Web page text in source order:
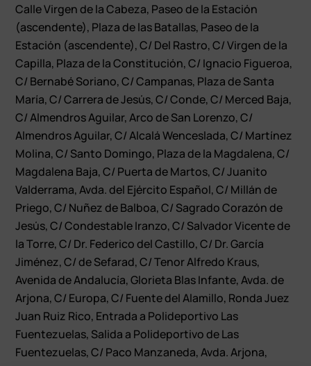
Calle Virgen de la Cabeza, Paseo de la Estación
(ascendente), Plaza de las Batallas, Paseo de la
Estación (ascendente), C/ Del Rastro, C/ Virgen de la
Capilla, Plaza de la Constitución, C/ Ignacio Figueroa,
C/ Bernabé Soriano, C/ Campanas, Plaza de Santa
María, C/ Carrera de Jesús, C/ Conde, C/ Merced Baja,
C/ Almendros Aguilar, Arco de San Lorenzo, C/
Almendros Aguilar, C/ Alcalá Wenceslada, C/ Martínez
Molina, C/ Santo Domingo, Plaza de la Magdalena, C/
Magdalena Baja, C/ Puerta de Martos, C/ Juanito
Valderrama, Avda. del Ejército Español, C/ Millán de
Priego, C/ Nuñez de Balboa, C/ Sagrado Corazón de
Jesús, C/ Condestable Iranzo, C/ Salvador Vicente de
la Torre, C/ Dr. Federico del Castillo, C/ Dr. García
Jiménez, C/ de Sefarad, C/ Tenor Alfredo Kraus,
Avenida de Andalucía, Glorieta Blas Infante, Avda. de
Arjona, C/ Europa, C/ Fuente del Alamillo, Ronda Juez
Juan Ruiz Rico, Entrada a Polideportivo Las
Fuentezuelas, Salida a Polideportivo de Las
Fuentezuelas, C/ Paco Manzaneda, Avda. Arjona,